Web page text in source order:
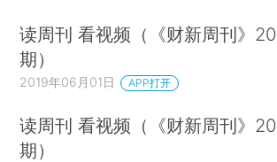
读周刊 看视频（《财新周刊》
期）
2019年06月01日 APP打开
读周刊 看视频（《财新周刊》
期）